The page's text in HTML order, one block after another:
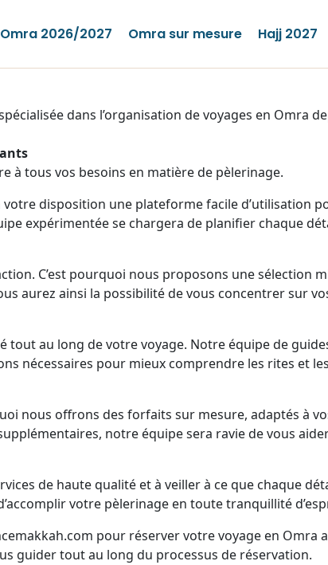
Omra 2026/2027 Omra sur mesure Hajj 2027
dans l’organisation de voyages en Omra
à tous vos besoins en matière de pèlerinage.
disposition une plateforme facile d’utilisation
expérimentée se chargera de planifier chaque
C’est pourquoi nous proposons une sélection
aurez ainsi la possibilité de vous concentrer sur
tout au long de votre voyage. Notre équipe de
nécessaires pour mieux comprendre les rites et
nous offrons des forfaits sur mesure, adaptés à
notre équipe sera ravie de vous
de haute qualité et à veiller à ce que chaque
votre pèlerinage en toute tranquillité
pour réserver votre voyage en Omra
guider tout au long du processus de réservation.